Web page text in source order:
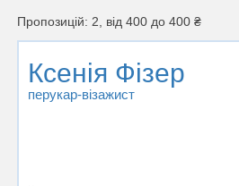
Пропозицій: 2, від 400 до 400 ₴
Ксенія Фізер
перукар-візажист